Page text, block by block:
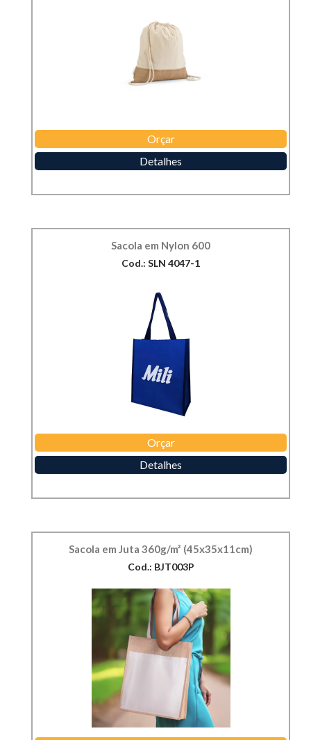
Orçar
Detalhes
Sacola em Nylon 600
Cod.: SLN 4047-1
Orçar
Detalhes
Sacola em Juta 360g/m² (45x35x11cm)
Cod.: BJT003P